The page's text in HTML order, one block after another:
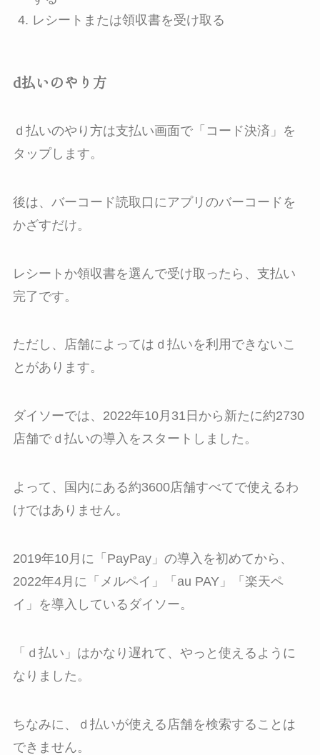
レシートまたは領収書を受け取る
d払いのやり方
ｄ払いのやり方は支払い画面で「コード決済」を
タップします。
後は、バーコード読取口にアプリのバーコードを
かざすだけ。
レシートか領収書を選んで受け取ったら、支払い
完了です。
ただし、店舗によってはｄ払いを利用できないこ
とがあります。
ダイソーでは、2022年10月31日から新たに約2730
店舗でｄ払いの導入をスタートしました。
よって、国内にある約3600店舗すべてで使えるわ
けではありません。
2019年10月に「PayPay」の導入を初めてから、
2022年4月に「メルペイ」「au PAY」「楽天ペ
イ」を導入しているダイソー。
「ｄ払い」はかなり遅れて、やっと使えるように
なりました。
ちなみに、ｄ払いが使える店舗を検索することは
できません。